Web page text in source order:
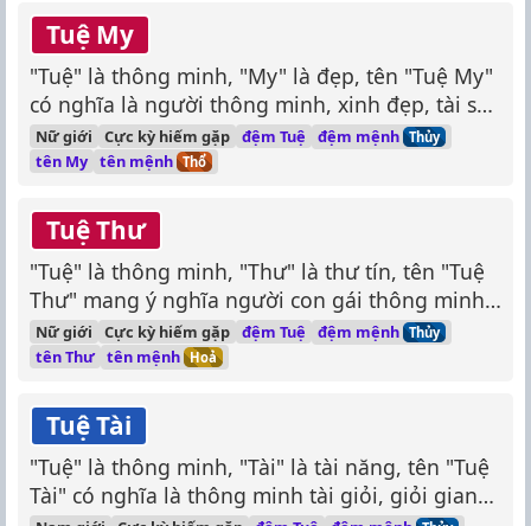
Tuệ My
"Tuệ" là thông minh, "My" là đẹp, tên "Tuệ My"
có nghĩa là người thông minh, xinh đẹp, tài sắc
vẹn toàn.
Nữ giới Cực kỳ hiếm gặp đệm Tuệ đệm mệnh Thủy
tên My tên mệnh Thổ
Tuệ Thư
"Tuệ" là thông minh, "Thư" là thư tín, tên "Tuệ
Thư" mang ý nghĩa người con gái thông minh,
giỏi giang, yêu thích văn chương, thích viết
thư.
Nữ giới Cực kỳ hiếm gặp đệm Tuệ đệm mệnh Thủy
tên Thư tên mệnh Hoả
Tuệ Tài
"Tuệ" là thông minh, "Tài" là tài năng, tên "Tuệ
Tài" có nghĩa là thông minh tài giỏi, giỏi giang,